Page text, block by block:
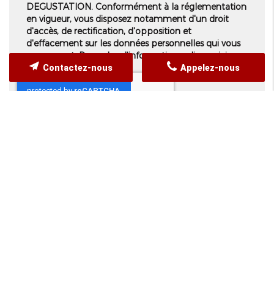
DEGUSTATION. Conformément à la réglementation
en vigueur, vous disposez notamment d'un droit
d'accès, de rectification, d'opposition et
d'effacement sur les données personnelles qui vous
concernent. Pour plus d’informations, cliquezici.
Appelez-nous
Contactez-nous